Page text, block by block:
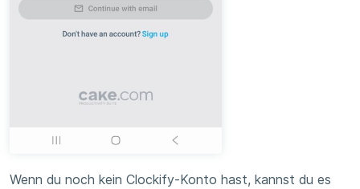
Wenn du noch kein Clockify-Konto hast, kannst du es